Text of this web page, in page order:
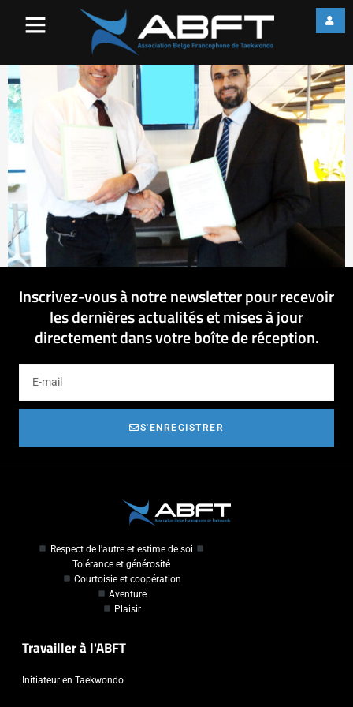
Inscrivez-vous à notre newsletter pour recevoir
les dernières actualités et mises à jour
directement dans votre boîte de réception.
S'ENREGISTRER
Respect de l'autre et estime de soi
Tolérance et générosité
Courtoisie et coopération
Aventure
Plaisir
Travailler à l'ABFT
Initiateur en Taekwondo